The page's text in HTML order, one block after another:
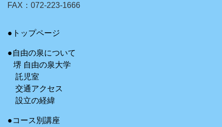
FAX：072-223-1666
●トップページ
●自由の泉について
堺 自由の泉大学
託児室
交通アクセス
設立の経緯
●コース別講座